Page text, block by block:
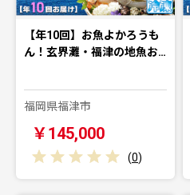
【年10回】お魚よかろうも
ん！玄界灘・福津の地魚お…
福岡県福津市
￥145,000
(0)